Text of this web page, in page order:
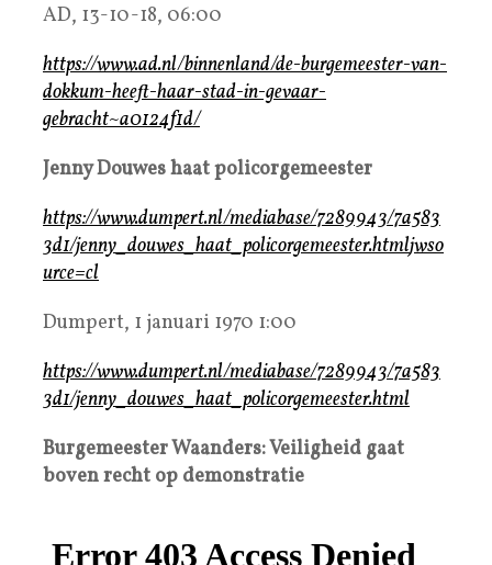
AD, 13-10-18, 06:00
https://www.ad.nl/binnenland/de-burgemeester-van-
dokkum-heeft-haar-stad-in-gevaar-
gebracht~a0124f1d/
Jenny Douwes haat policorgemeester
https://www.dumpert.nl/mediabase/7289943/7a583
3d1/jenny_douwes_haat_policorgemeester.htmljwso
urce=cl
Dumpert, 1 januari 1970 1:00
https://www.dumpert.nl/mediabase/7289943/7a583
3d1/jenny_douwes_haat_policorgemeester.html
Burgemeester Waanders: Veiligheid gaat
boven recht op demonstratie